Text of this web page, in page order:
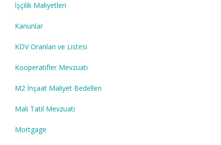
İşçilik Maliyetleri
Kanunlar
KDV Oranları ve Listesi
Kooperatifler Mevzuatı
M2 İnşaat Maliyet Bedelleri
Mali Tatil Mevzuatı
Mortgage